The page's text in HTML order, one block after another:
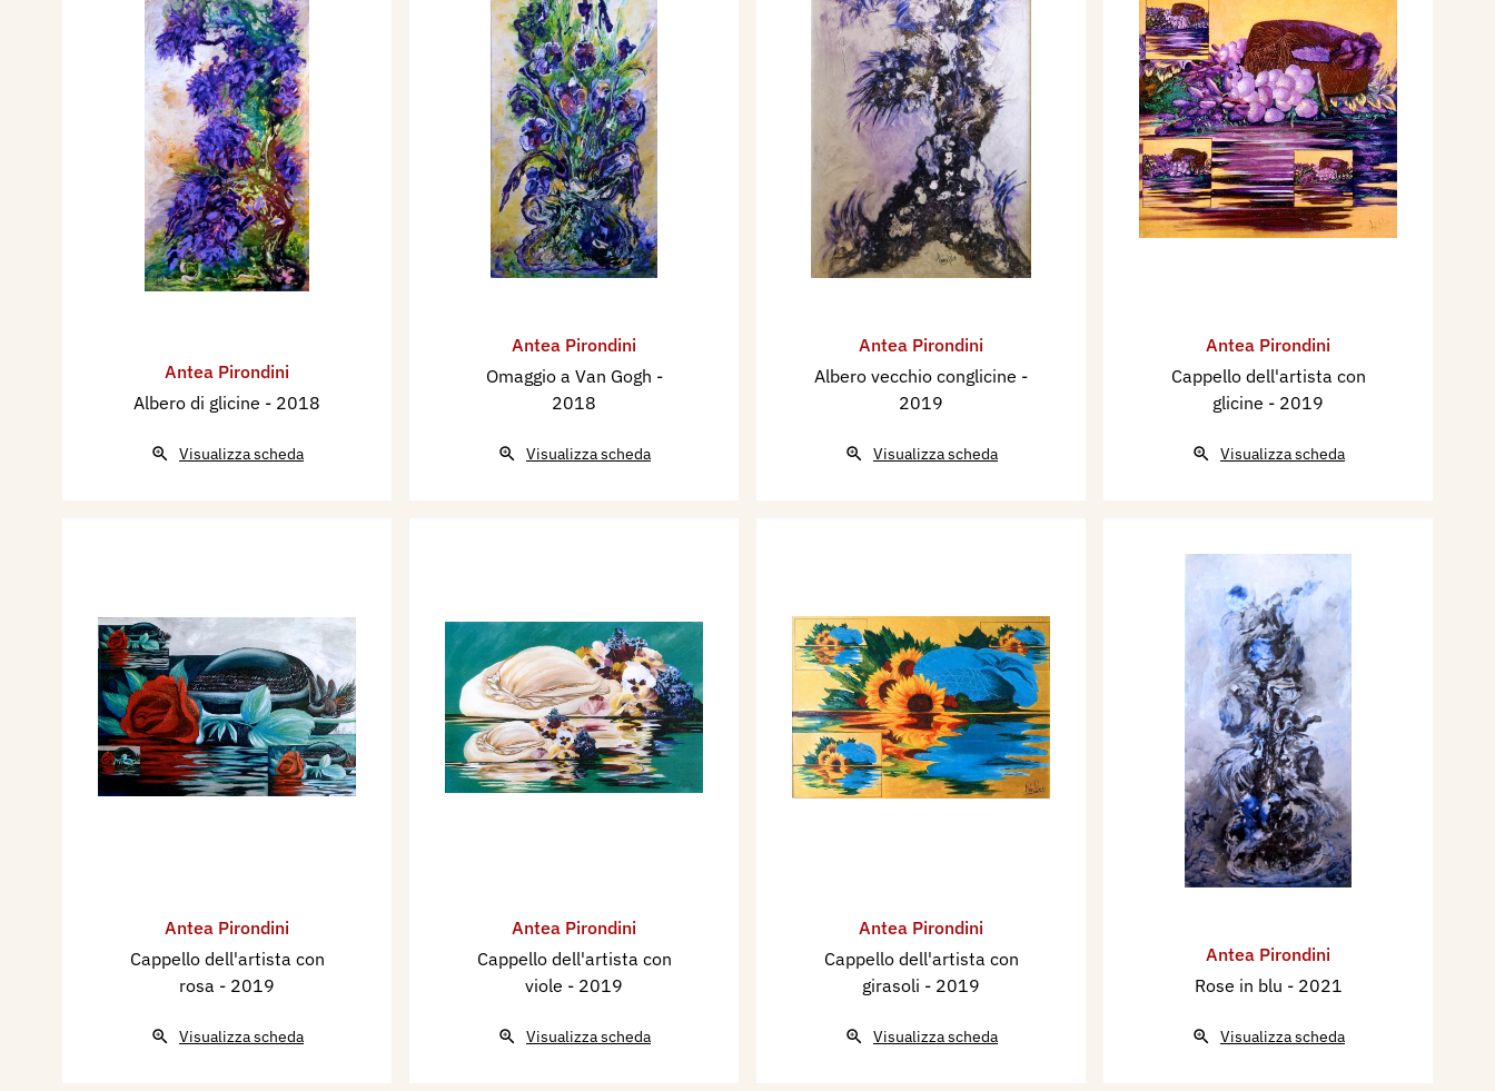
Antea Pirondini
Albero di glicine - 2018
Visualizza scheda
Antea Pirondini
Omaggio a Van Gogh -
2018
Visualizza scheda
Antea Pirondini
Albero vecchio conglicine -
2019
Visualizza scheda
Antea Pirondini
Cappello dell'artista con
glicine - 2019
Visualizza scheda
Antea Pirondini
Cappello dell'artista con
rosa - 2019
Visualizza scheda
Antea Pirondini
Cappello dell'artista con
viole - 2019
Visualizza scheda
Antea Pirondini
Cappello dell'artista con
girasoli - 2019
Visualizza scheda
Antea Pirondini
Rose in blu - 2021
Visualizza scheda